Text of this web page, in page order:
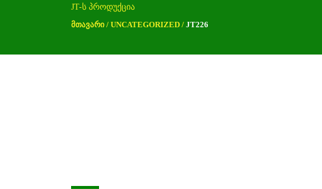
JT-ს პროდუქცია
ᲛᲗᲐᲕᲐᲠᲘ / UNCATEGORIZED / JT226